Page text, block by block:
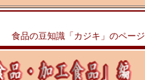
食品の豆知識「カジキ」のページ